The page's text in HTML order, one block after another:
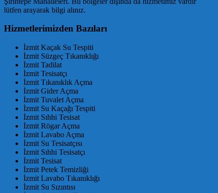
lütfen arayarak bilgi alınız.
Hizmetlerimizden Bazıları
İzmit Kaçak Su Tespiti
İzmit Süzgeç Tıkanıklığı
İzmit Tadilat
İzmit Tesisatçı
İzmit Tıkanıklık Açma
İzmit Gider Açma
İzmit Tuvalet Açma
İzmit Su Kaçağı Tespiti
İzmit Sıhhi Tesisat
İzmit Rögar Açma
İzmit Lavabo Açma
İzmit Su Tesisatçısı
İzmit Sıhhi Tesisatçı
İzmit Tesisat
İzmit Petek Temizliği
İzmit Lavabo Tıkanıklığı
İzmit Su Sızıntısı